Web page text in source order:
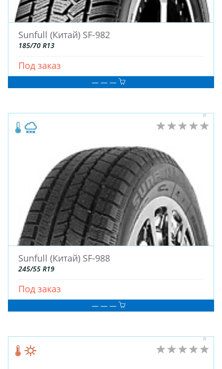
Sunfull (Китай) SF-982
185/70 R13
Под заказ
— — —
Sunfull (Китай) SF-988
245/55 R19
Под заказ
— — —